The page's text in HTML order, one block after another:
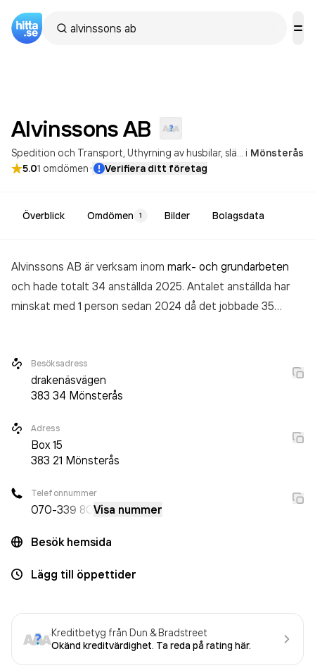
AlvinssonsAB
Spedition och Transport Uthyrning av husbilar, släp och husvagn i Mönsterås
5.01 omdömen· Verifiera ditt företag
Överblick Omdömen 1 Bilder Bolagsdata
Alvinssons AB är verksam inom mark- och grundarbeten
och hade totalt 34 anställda 2025. Antalet anställda har
minskat med 1 person sedan 2024 då det jobbade 35
52 014 000,00 kr
Besöksadress
drakenäsvägen
383 34 Mönsterås
Adress
Box15
383 21 Mönsterås
Telefonnummer
070-339 80 Visa nummer
Besök hemsida
Lägg till öppettider
Kreditbetyg från Dun & Bradstreet
Okänd kreditvärdighet. Ta reda på rating här.